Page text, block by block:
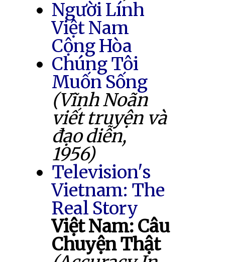
Người Lính
Việt Nam
Cộng Hòa
Chúng Tôi
Muốn Sống
(Vĩnh Noãn
viết truyện và
đạo diễn,
1956)
Television's
Vietnam: The
Real Story
Việt Nam: Câu
Chuyện Thật